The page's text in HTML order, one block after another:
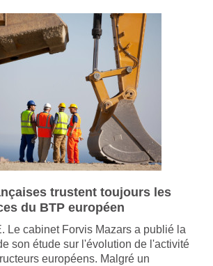
trustent toujours les
du BTP européen
Le cabinet Forvis Mazars a publié la
son étude sur l'évolution de l'activité
européens. Malgré un